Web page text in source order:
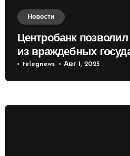
Новости
Центробанк
из враждебных
приобретать валюту
telegnews Авг 1, 2025